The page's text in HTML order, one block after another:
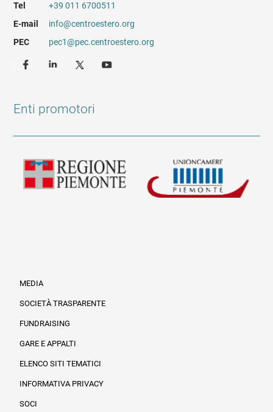
Tel
+39 011 6700511
E-mail
info@centroestero.org
PEC
pec1@pec.centroestero.org
Enti promotori
MEDIA
SOCIETÀ TRASPARENTE
FUNDRAISING
GARE E APPALTI
ELENCO SITI TEMATICI
INFORMATIVA PRIVACY
SOCI